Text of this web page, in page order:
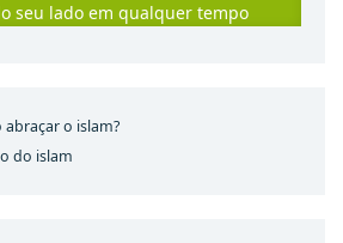
seu lado em qualquer tempo
abraçar o islam?
do islam